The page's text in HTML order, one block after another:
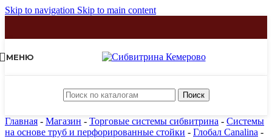
Skip to navigation Skip to main content
МЕНЮ
Поиск
Главная - Магазин - Торговые системы сибвитрина - Системы
на основе труб и перфорированные стойки - Глобал Canalina -